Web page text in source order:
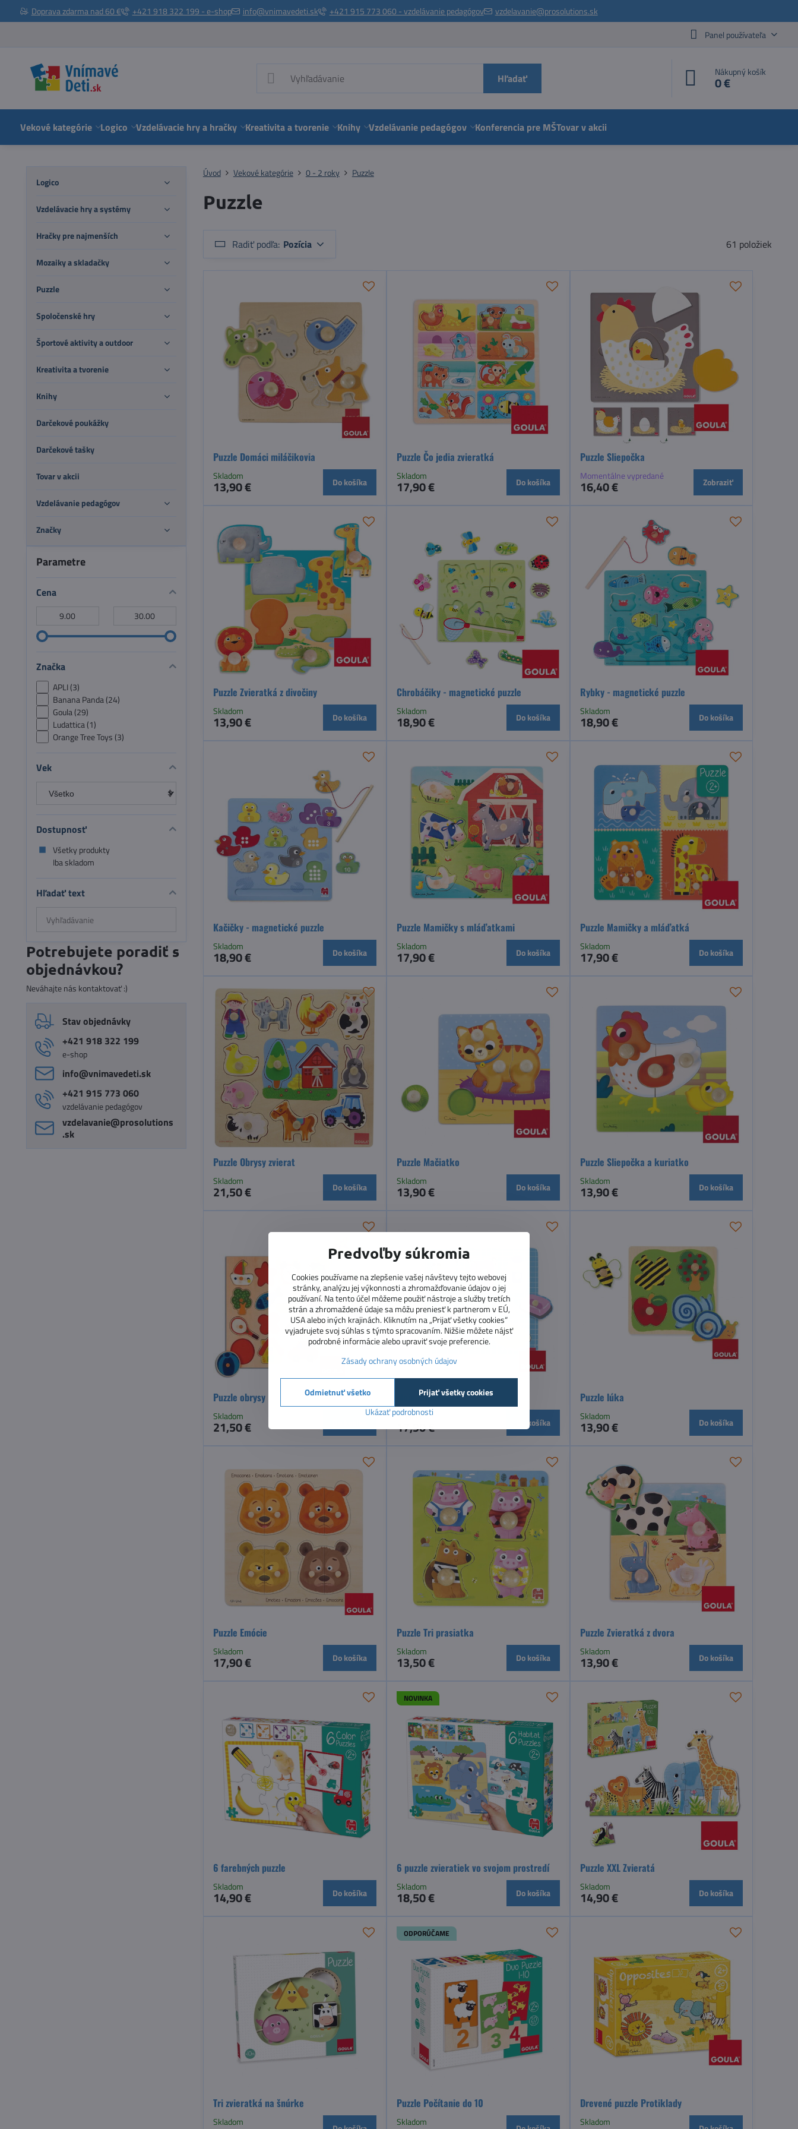
Doprava zdarma nad 60 € +421 918 322 199 - e-shop info@vnimavedeti.sk +421 915 773 060 - vzdelávanie pedagógov
vzdelavanie@prosolutions.sk
Panel používateľa
Hľadať Nákupný košík
0 €
Vekové kategórie Logico Vzdelávacie hry a hračky Kreativita a tvorenie Knihy Vzdelávanie pedagógov Konferencia pre MŠTovar v akcii
Úvod Vekové kategórie 0 - 2 roky Puzzle
Puzzle
Radiť podľa: Pozícia 61 položiek
Puzzle Domáci miláčikovia
Skladom
13,90 € Do košíka
Puzzle Čo jedia zvieratká
Skladom
17,90 € Do košíka
Puzzle Sliepočka
Momentálne vypredané
16,40 € Zobraziť
Puzzle Zvieratká z divočiny
Skladom
13,90 € Do košíka
Chrobáčiky - magnetické puzzle
Skladom
18,90 € Do košíka
Rybky - magnetické puzzle
Skladom
18,90 € Do košíka
Kačičky - magnetické puzzle
Skladom
18,90 € Do košíka
Puzzle Mamičky s mláďatkami
Skladom
17,90 € Do košíka
Puzzle Mamičky a mláďatká
Skladom
17,90 € Do košíka
Puzzle Obrysy zvierat
Skladom
21,50 € Do košíka
Puzzle Mačiatko
Skladom
13,90 € Do košíka
Puzzle Sliepočka a kuriatko
Skladom
13,90 € Do košíka
Puzzle obrysy
Skladom
21,50 €
Moja kúpeľňa
Skladom
17,90 € Do košíka
Puzzle lúka
Skladom
13,90 € Do košíka
Puzzle Emócie
Skladom
17,90 € Do košíka
Puzzle Tri prasiatka
Skladom
13,50 € Do košíka
Puzzle Zvieratká z dvora
Skladom
13,90 € Do košíka
6 farebných puzzle
Skladom
14,90 € Do košíka
NOVINKA
6 puzzle zvieratiek vo svojom prostredí
Skladom
18,50 € Do košíka
Puzzle XXL Zvieratá
Skladom
14,90 € Do košíka
Tri zvieratká na šnúrke
Skladom
ODPORÚČAME
Puzzle Počítanie do 10
Skladom
Drevené puzzle Protiklady
Skladom
Parametre
Cena
Značka
APLI (3)
Banana Panda (24)
Goula (29)
Ludattica (1)
Orange Tree Toys (3)
Vek
Dostupnosť
Všetky produkty
Iba skladom
Hľadať text
Prehľadať
výsledky
fulltextom
Potrebujete poradiť s
objednávkou?
Neváhajte nás kontaktovať :)
Stav objednávky
+421 918 322 199
e-shop
info​@vnimavedeti​.sk
+421 915 773 060
vzdelávanie pedagógov
vzdelavanie​@prosolutions​
.sk
Logico
Vzdelávacie hry a systémy
Hračky pre najmenších
Mozaiky a skladačky
Puzzle
Spoločenské hry
Športové aktivity a outdoor
Kreativita a tvorenie
Knihy
Darčekové poukážky
Darčekové tašky
Tovar v akcii
Vzdelávanie pedagógov
Značky
Predvoľby súkromia
Cookies používame na zlepšenie vašej návštevy tejto webovej
stránky, analýzu jej výkonnosti a zhromažďovanie údajov o jej
používaní. Na tento účel môžeme použiť nástroje a služby tretích
strán a zhromaždené údaje sa môžu preniesť k partnerom v EÚ,
USA alebo iných krajinách. Kliknutím na „Prijať všetky cookies“
vyjadrujete svoj súhlas s týmto spracovaním. Nižšie môžete nájsť
podrobné informácie alebo upraviť svoje preferencie.
Zásady ochrany osobných údajov
Ukázať podrobnosti
Prijať všetky cookies
Odmietnuť všetko